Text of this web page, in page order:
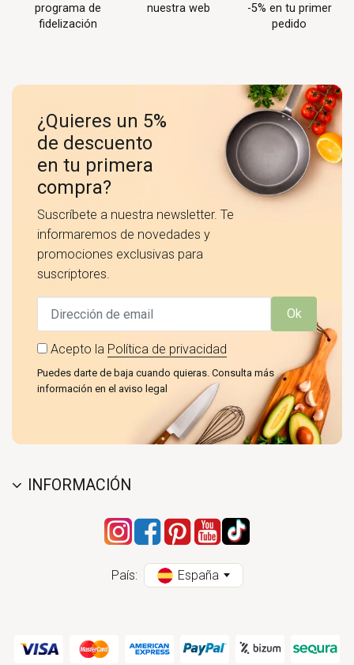
programa de
fidelización
nuestra web
-5% en tu primer
pedido
¿Quieres un 5%
de descuento
en tu primera
compra?
Suscríbete a nuestra newsletter. Te
informaremos de novedades y
promociones exclusivas para
suscriptores.
Ok
Acepto la Política de privacidad
Puedes darte de baja cuando quieras. Consulta más
información en el aviso legal
INFORMACIÓN
País: España